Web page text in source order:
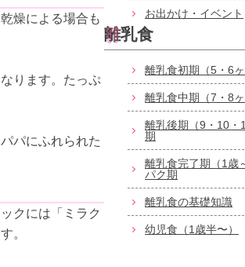
燥による場合も
ります。たっぷ
パにふれられた
クには「ミラク
。
お出かけ・イベント
離乳食
離乳食初期（5・6
離乳食中期（7・8
離乳後期（9・10・
期
離乳食完了期（1歳
パク期
離乳食の基礎知識
幼児食（1歳半〜）